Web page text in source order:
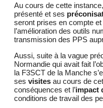
Au cours de cette
présenté et ses
seront prises en compte
l’amélioration des outils
transmission des PPS
Aussi, suite à la vague
Normandie qui avait fait
la F3SCT de la Manche
ses visites au cours de
conséquences et l’impact
conditions de travail des